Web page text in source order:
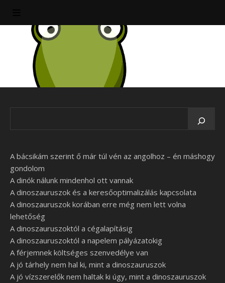
A bácsikám szerint ő már túl vén az angolhoz – én máshogy
gondolom
A dinók nálunk mindenhol ott vannak
A dinoszauruszok és a keresőoptimalizálás kapcsolata
A dinoszauruszok korában erre még nem lett volna
lehetőség
A dinoszauruszoktól a cégalapításig
A dinoszauruszoktól a napelem pályázatokig
A férjemnek költséges szenvedélye van
A jó tárhely nem hal ki, mint a dinoszauruszok
A jó vízszerelők nem haltak ki úgy, mint a dinoszauruszok